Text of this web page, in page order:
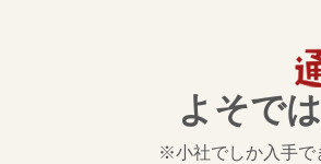
よそで
※小社でしか入手で